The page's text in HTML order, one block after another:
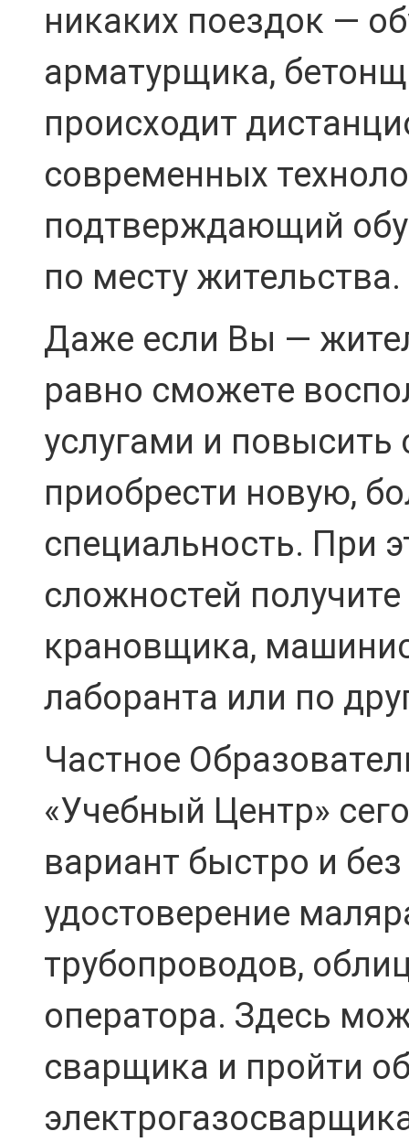
никаких поездок —
арматурщика,
происходит
современных
подтверждающий
по месту жительства.
Даже если Вы —
равно сможете
услугами и
приобрести новую,
специальность. При
сложностей
крановщика,
лаборанта или по
Частное
«Учебный Центр»
вариант быстро и
удостоверение
трубопроводов,
оператора. Здесь
сварщика и пройти